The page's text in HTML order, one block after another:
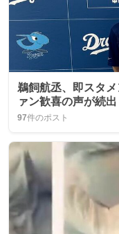
鵜飼航丞、即スタ
ァン歓喜の声が続出
97件のポスト